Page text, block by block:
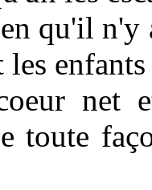
qu'il n'y
les
net
toute